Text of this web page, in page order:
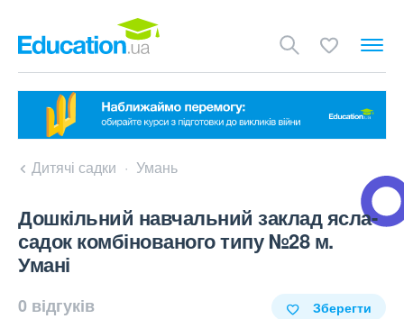
Дитячі садки Умань
Дошкільний навчальний заклад ясла-
садок комбінованого типу №28 м.
Умані
0 відгуків Зберегти